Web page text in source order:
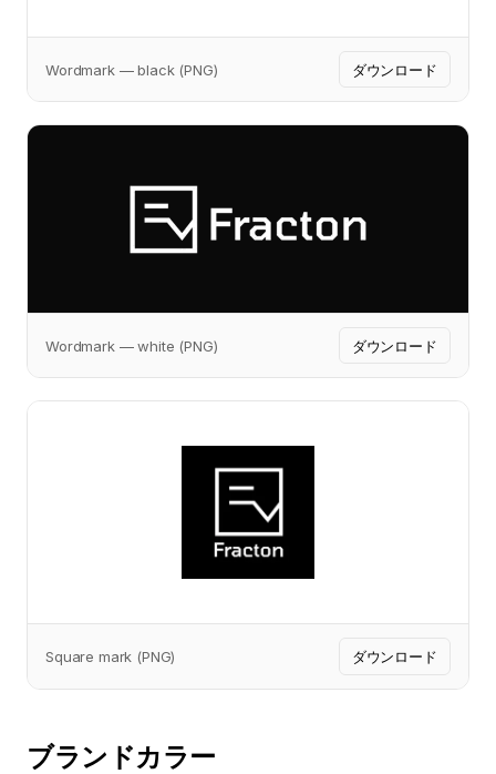
Wordmark — black (PNG) ダウンロード
Wordmark — white (PNG) ダウンロード
Square mark (PNG) ダウンロード
ブランドカラー